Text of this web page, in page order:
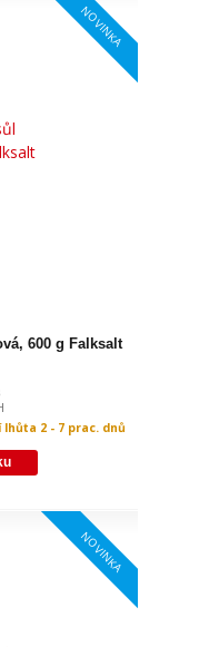
NOVINKA
600 g Falksalt
lhůta 2 - 7 prac. dnů
NOVINKA